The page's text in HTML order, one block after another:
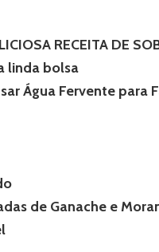
RECEITA DE
linda bolsa
Água Fervente para
de Ganache e